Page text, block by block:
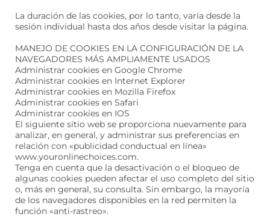
La duración de las cookies, por lo tanto, varía desde la
sesión individual hasta dos años desde visitar la página.
MANEJO DE COOKIES EN LA CONFIGURACIÓN DE LA
NAVEGADORES MÁS AMPLIAMENTE USADOS
Administrar cookies en Google Chrome
Administrar cookies en Internet Explorer
Administrar cookies en Mozilla Firefox
Administrar cookies en Safari
Administrar cookies en IOS
El siguiente sitio web se proporciona nuevamente para
analizar, en general, y administrar sus preferencias en
relación con «publicidad conductual en línea»
www.youronlinechoices.com.
Tenga en cuenta que la desactivación o el bloqueo de
algunas cookies pueden afectar el uso completo del sitio
o, más en general, su consulta. Sin embargo, la mayoría
de los navegadores disponibles en la red permiten la
función «anti-rastreo».